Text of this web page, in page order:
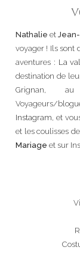
Nathalie et
voyager ! Ils sont
aventures : La
destination de
Grignan,
Voyageurs/
Instagram, et
et les coulisses
Mariage et sur